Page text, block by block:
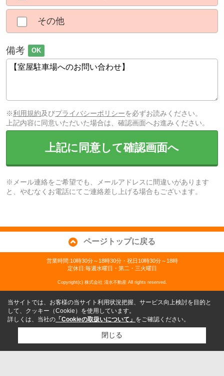
その他
備考 OK
※利用規約及びプライバシーポリシーを必ずお読みください。
上記内容に同意いただいた場合は、確認画面へお進みください。
上記に同意して確認画面へ
※メール連絡をご希望でも、メールアドレスに間違いがあります
と、やむなくお電話にてご連絡差し上げる場合もございます。
ページトップに戻る
営業時間:10時30分～18時30分・祝日10時30分～18時
定休日:毎週水曜日・第二・三火曜日
Copyright(c) 株式会社 清水不動産 All rights reserved.
当サイトでは、お客様の当サイト利用状況把握、サービス向上検討を目的と
して、クッキー（Cookie）を使用しています。
詳しくは、当社の 「Cookieの取扱いについて」 をご確認ください。
閉じる